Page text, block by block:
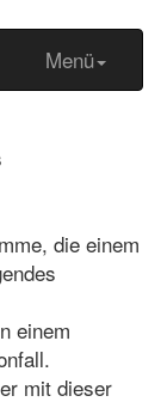
Menü
die einem
einem
mit dieser